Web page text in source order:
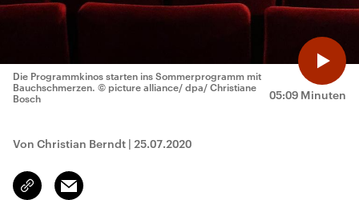
05:09 Minuten
Die Programmkinos starten ins Sommerprogramm mit
Bauchschmerzen. © picture alliance/ dpa/ Christiane
Bosch
Von Christian Berndt | 25.07.2020
Link
kopieren/teilen
Email